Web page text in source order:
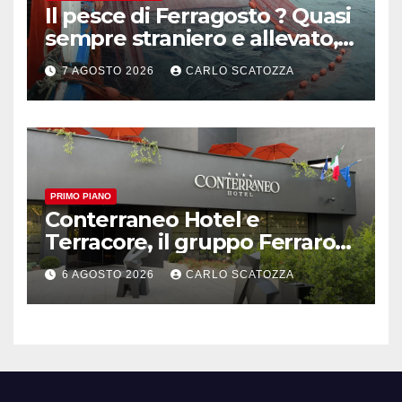
Il pesce di Ferragosto ? Quasi
sempre straniero e allevato,
in sofferenza
7 AGOSTO 2026 CARLO SCATOZZA
PRIMO PIANO
Conterraneo Hotel e
Terracore, il gruppo Ferraro
amplia l’ ospitalità e il gusto
alle porte di Caserta
6 AGOSTO 2026 CARLO SCATOZZA